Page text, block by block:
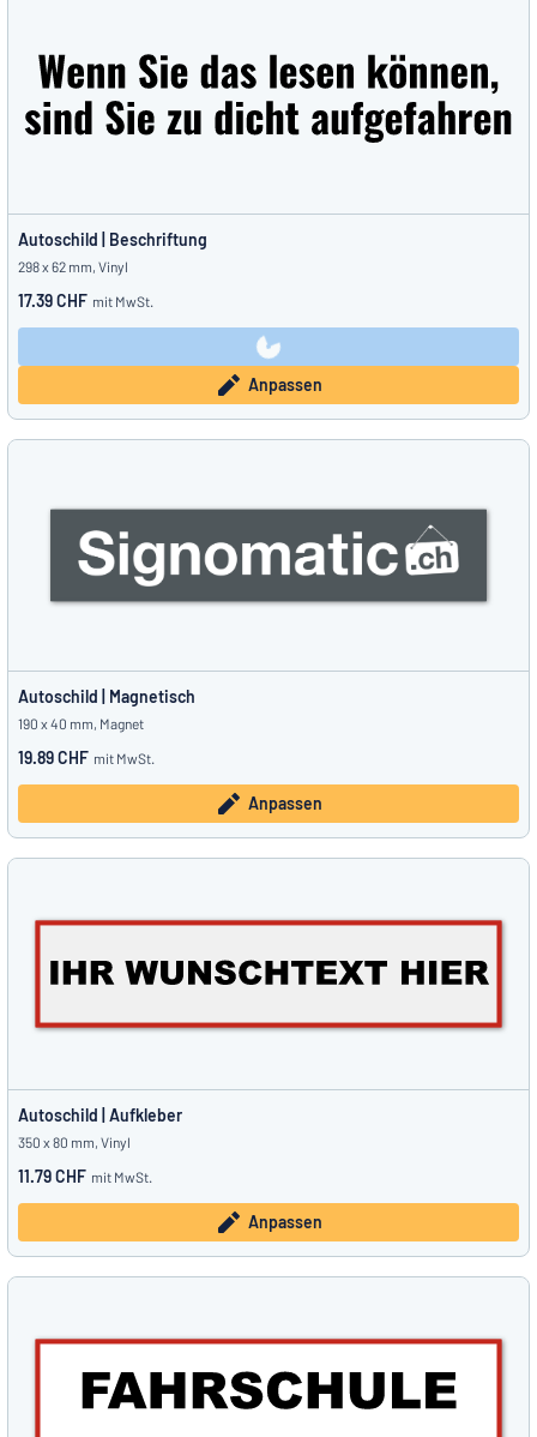
Autoschild | Beschriftung
298 x 62 mm, Vinyl
17.39 CHF mit MwSt.
Anpassen
Autoschild | Magnetisch
190 x 40 mm, Magnet
19.89 CHF mit MwSt.
Anpassen
Autoschild | Aufkleber
350 x 80 mm, Vinyl
11.79 CHF mit MwSt.
Anpassen